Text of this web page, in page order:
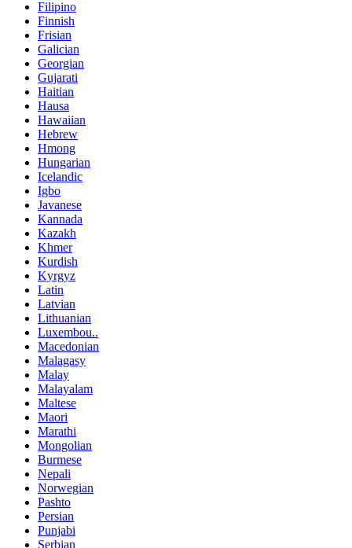
Filipino
Finnish
Frisian
Galician
Georgian
Gujarati
Haitian
Hausa
Hawaiian
Hebrew
Hmong
Hungarian
Icelandic
Igbo
Javanese
Kannada
Kazakh
Khmer
Kurdish
Kyrgyz
Latin
Latvian
Lithuanian
Luxembou..
Macedonian
Malagasy
Malay
Malayalam
Maltese
Maori
Marathi
Mongolian
Burmese
Nepali
Norwegian
Pashto
Persian
Punjabi
Serbian